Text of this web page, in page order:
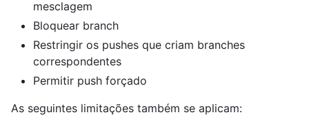
mesclagem
Bloquear branch
Restringir os pushes que criam branches
correspondentes
Permitir push forçado
As seguintes limitações também se aplicam: